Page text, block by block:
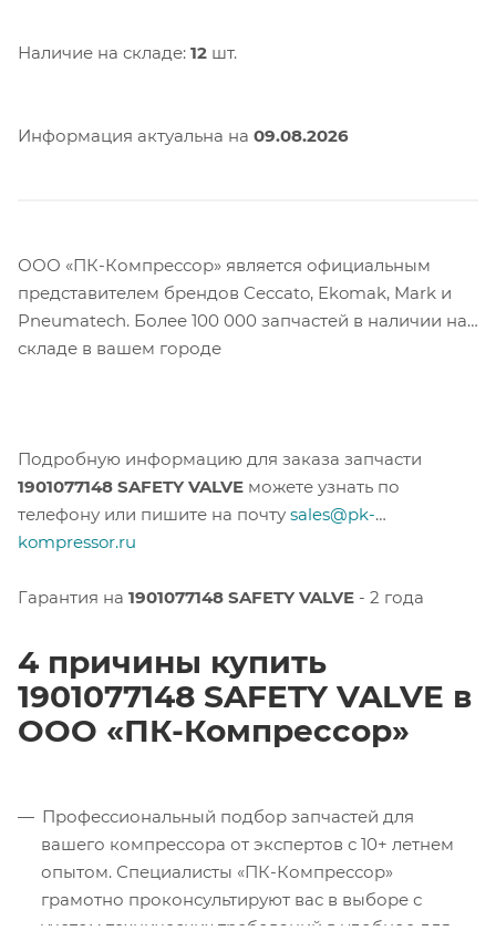
Наличие на складе: 12 шт.
Информация актуальна на 09.08.2026
ООО «ПК-Компрессор» является официальным
представителем брендов Ceccato, Ekomak, Mark и
Pneumatech. Более 100 000 запчастей в наличии на
складе в вашем городе
Подробную информацию для заказа запчасти
1901077148 SAFETY VALVE можете узнать по
телефону или пишите на почту sales@pk-
kompressor.ru
Гарантия на 1901077148 SAFETY VALVE - 2 года
4 причины купить
1901077148 SAFETY VALVE в
ООО «ПК-Компрессор»
Профессиональный подбор запчастей для
вашего компрессора от экспертов с 10+ летнем
опытом. Специалисты «ПК-Компрессор»
грамотно проконсультируют вас в выборе с